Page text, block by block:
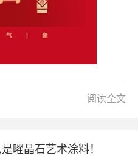
阅读全文
曜晶石艺术涂料！